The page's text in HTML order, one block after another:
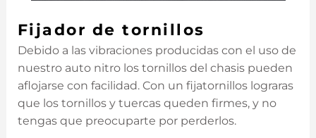
Fijador de tornillos
Debido a las vibraciones producidas con el uso de
nuestro auto nitro los tornillos del chasis pueden
aflojarse con facilidad. Con un fijatornillos lograras
que los tornillos y tuercas queden firmes, y no
tengas que preocuparte por perderlos.